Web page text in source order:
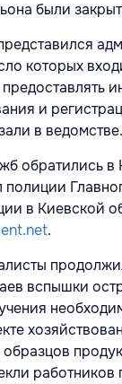
были
которых
предоставлять
и
в ведомстве.
обратились
в Киевской
.
вспышки
работников